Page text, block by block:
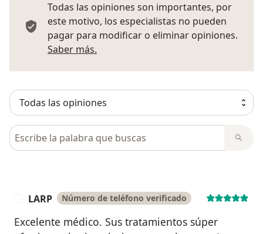
Todas las opiniones son importantes, por
este motivo, los especialistas no pueden
pagar para modificar o eliminar opiniones.
Saber más.
Busca en opiniones
LARP Número de teléfono verificado
Excelente médico. Sus tratamientos súper